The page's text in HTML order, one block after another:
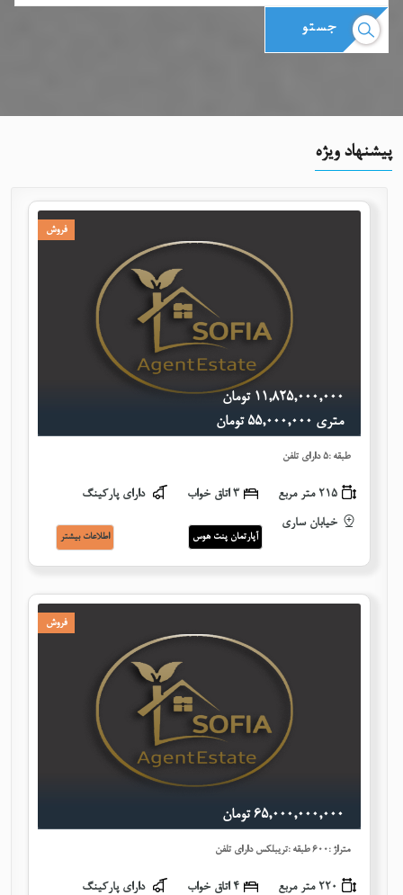
جستو
پیشنهاد ویژه
فروش
١١,٨٢٥,٠٠٠,٠٠٠ تومان
متری ٥٥,٠٠٠,٠٠٠ تومان
طبقه :٥ دارای تلفن
215 متر مربع ٣ اتاق خواب دارای پارکینگ
خیابان ساری
آپارتمان پنت هوس اطلاعات بيشتر
فروش
٦٥,٠٠٠,٠٠٠,٠٠٠ تومان
متراژ :600 طبقه :تریبلکس دارای تلفن
220 متر مربع ٤ اتاق خواب دارای پارکینگ